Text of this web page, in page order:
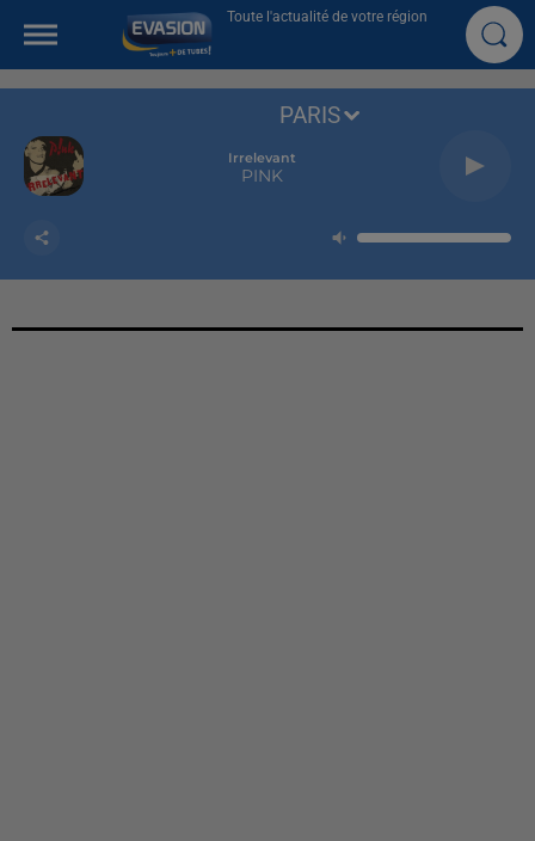
Toute l'actualité de votre région
Irrelevant
PINK
PARIS